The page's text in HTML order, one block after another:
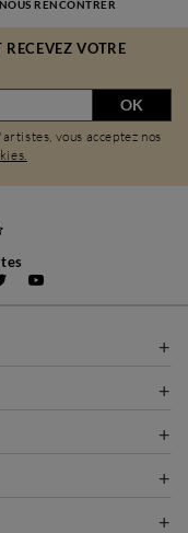
NOUS RENCONTRER
VOTRE
OK
vous acceptez nos